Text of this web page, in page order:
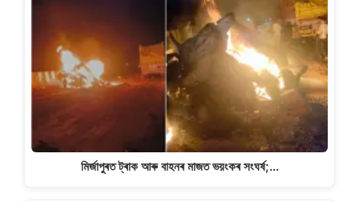
A
p
p
b
o
o
k
m
Li
n
k
মিৰ্জাপুৰত ট্ৰাক আৰু বাহনৰ মাজত ভয়ংকৰ সংঘৰ্ষ;…